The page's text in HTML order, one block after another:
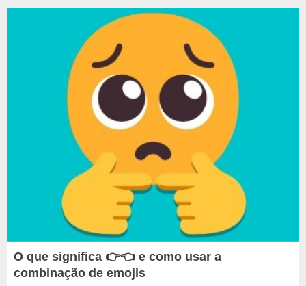
O que significa 👉👈 e como usar a
combinação de emojis